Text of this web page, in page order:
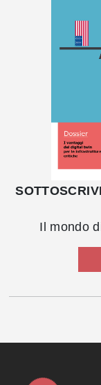
Il mondo